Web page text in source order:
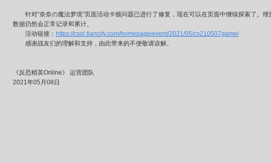
针对“奈奈の魔法梦境”页面活动卡顿问题已进行了修复，现在可以在页面中继续探索了。维
数据仍然会正常记录和累计。
活动链接： https://csol.tiancity.com/homepage/event/2021/05/cs210507game/
感谢战友们的理解和支持，由此带来的不便敬请谅解。
《反恐精英Online》 运营团队
2021年05月08日